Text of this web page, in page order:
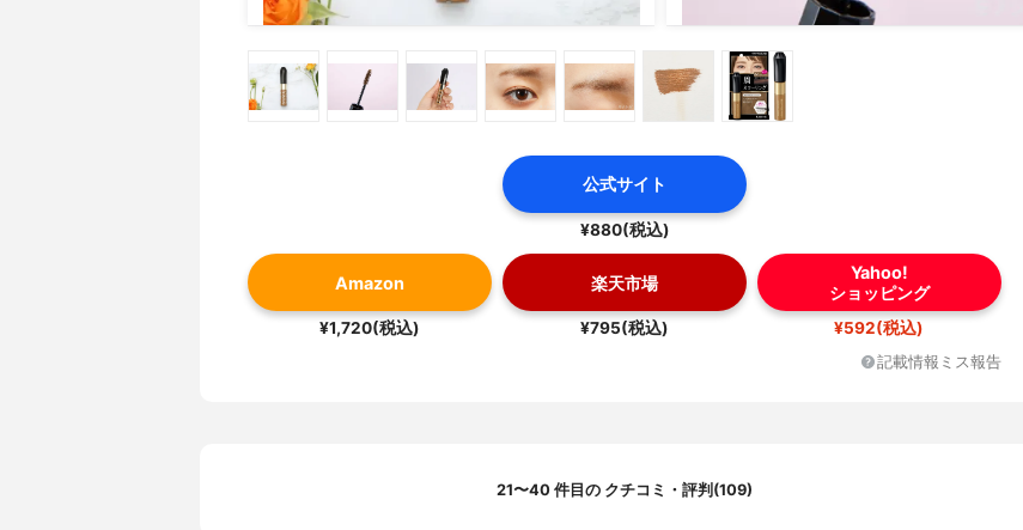
公式サイト
¥880(税込)
Amazon
¥1,720(税込)
楽天市場
¥795(税込)
Yahoo!
ショッピング
¥592(税込)
記載情報ミス報告
21〜40 件目の クチコミ・評判(109)